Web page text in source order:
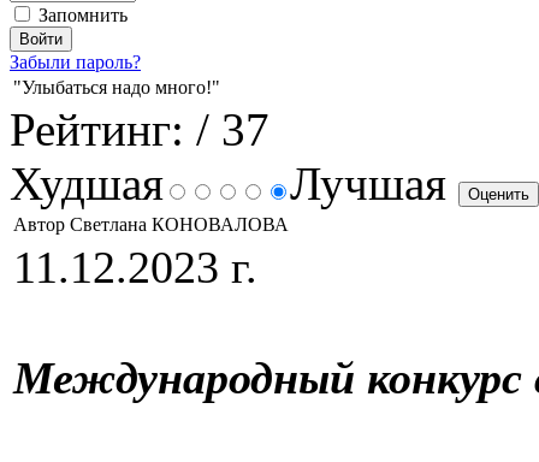
Запомнить
Забыли пароль?
"Улыбаться надо много!"
Рейтинг: / 37
Худшая
Лучшая
Автор Светлана КОНОВАЛОВА
11.12.2023 г.
Международный